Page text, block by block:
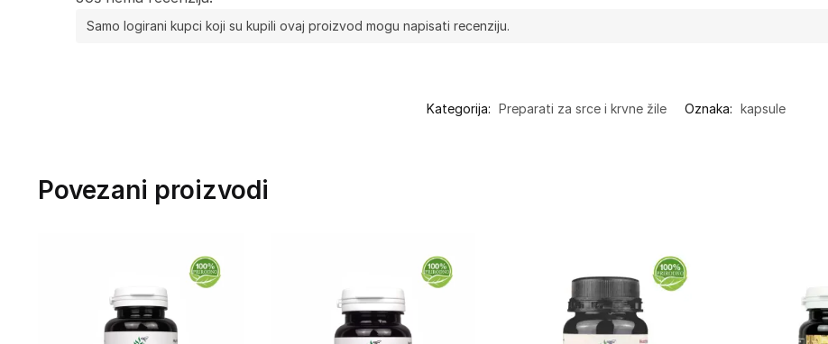
Samo logirani kupci koji su kupili ovaj proizvod mogu napisati recenziju.
Kategorija: Preparati za srce i krvne žile Oznaka: kapsule
Povezani proizvodi